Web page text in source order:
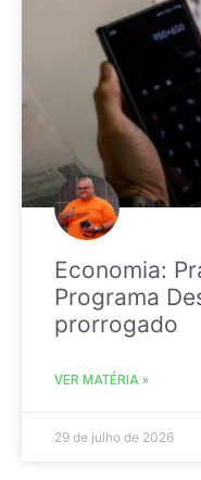
Economia:
Programa
prorrogado
VER MATÉRIA »
29 de julho de 2026